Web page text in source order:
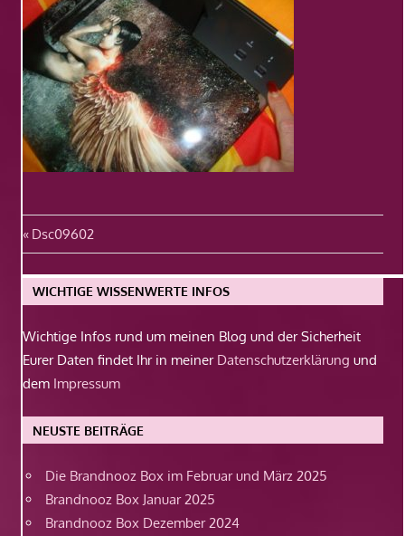
Beitragsnavigation
Vorheriger
Beitrag:
Dsc09602
WICHTIGE WISSENWERTE INFOS
Wichtige Infos rund um meinen Blog und der Sicherheit
Eurer Daten findet Ihr in meiner Datenschutzerklärung und
dem Impressum
NEUSTE BEITRÄGE
Die Brandnooz Box im Februar und März 2025
Brandnooz Box Januar 2025
Brandnooz Box Dezember 2024